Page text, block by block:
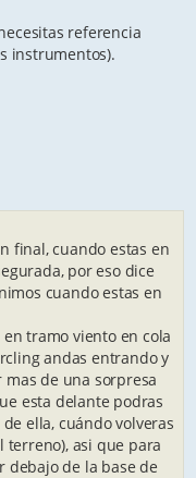
referencia
instrumentos).
final, cuando estas en
por eso dice
cuando estas en
tramo viento en cola
andas entrando y
de una sorpresa
esta delante podras
ella, cuándo volveras
asi que para
debajo de la base de